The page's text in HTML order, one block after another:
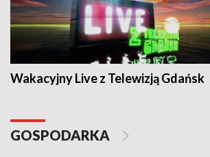
Wakacyjny Live z Telewizją Gdańsk
GOSPODARKA